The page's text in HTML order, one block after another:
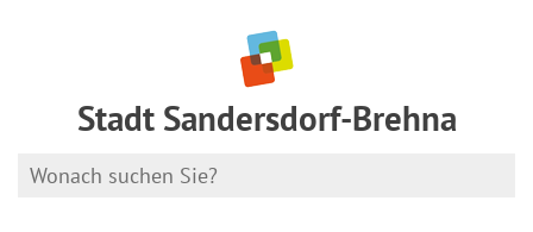
Stadt Sandersdorf-Brehna